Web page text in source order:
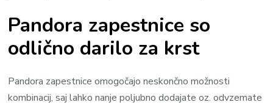
Pandora zapestnice so
odlično darilo za krst
Pandora zapestnice omogočajo neskončno možnosti
kombinacij, saj lahko nanje poljubno dodajate oz. odvzemate